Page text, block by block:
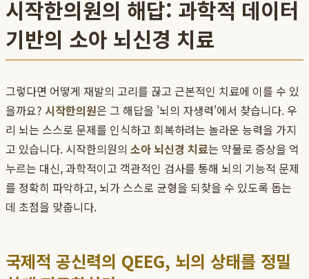
시작한의원의 해답: 과학적 데이터
기반의 소아 뇌신경 치료
그렇다면 어떻게 재발의 고리를 끊고 근본적인 치료에 이를 수 있
을까요? 시작한의원은 그 해답을 '뇌의 자생력'에서 찾습니다. 우
리 뇌는 스스로 문제를 인식하고 회복하려는 놀라운 능력을 가지
고 있습니다. 시작한의원의 소아 뇌신경 치료는 약물로 증상을 억
누르는 대신, 과학적이고 객관적인 검사를 통해 뇌의 기능적 문제
를 정확히 파악하고, 뇌가 스스로 균형을 되찾을 수 있도록 돕는
데 초점을 맞춥니다.
국제적 공신력의 QEEG, 뇌의 상태를 정밀